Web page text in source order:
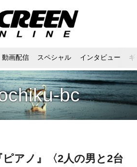
動画配信 スペシャル インタビュー
bc
ピアノ』〈2人の男と2台